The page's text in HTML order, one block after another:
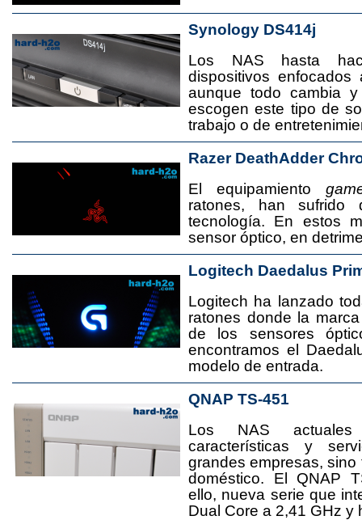
Synology DS414j
Los NAS hasta
dispositivos
aunque todo cambia
escogen este tipo de
trabajo o de
Razer DeathAdder
El equipamiento
ratones, han sufrido
tecnología. En estos
sensor óptico, en
Logitech Daedalus
Logitech ha lanzado
ratones donde la
de los sensores
encontramos el
modelo de entrada.
QNAP TS-451
Los NAS
características y
grandes empresas,
doméstico. El QNAP
ello, nueva serie que
Dual Core a 2,41 GHz y